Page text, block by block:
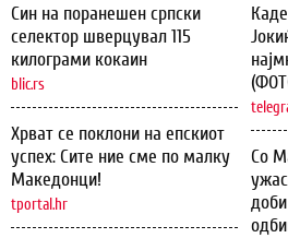
Син на поранешен српски
селектор шверцувал 115
килограми кокаин
blic.rs
Хрват се поклони на епскиот
успех: Сите ние сме по малку
Македонци!
tportal.hr
Со